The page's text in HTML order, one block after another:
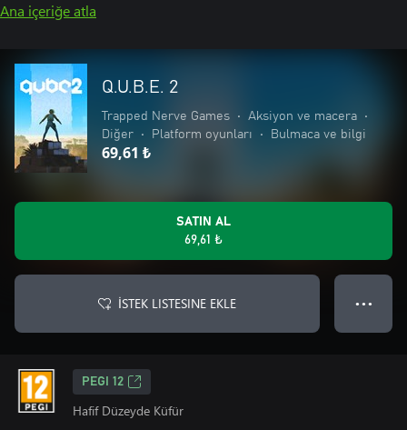
Ana içeriğe atla
Q.U.B.E. 2
Trapped Nerve Games • Aksiyon ve macera
•
Diğer
• Platform oyunları • Bulmaca ve bilgi
69,61 ₺
SATIN AL
69,61 ₺
İSTEK LISTESINE EKLE ● ● ●
PEGI 12
Hafif Düzeyde Küfür